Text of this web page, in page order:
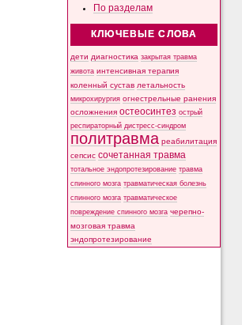
По разделам
КЛЮЧЕВЫЕ СЛОВА
дети диагностика закрытая травма
живота интенсивная терапия
коленный сустав летальность
микрохирургия огнестрельные ранения
осложнения остеосинтез острый
респираторный дистресс-синдром
политравма реабилитация
сепсис сочетанная травма
тотальное эндопротезирование травма
спинного мозга травматическая болезнь
спинного мозга травматическое
повреждение спинного мозга черепно-
мозговая травма
эндопротезирование